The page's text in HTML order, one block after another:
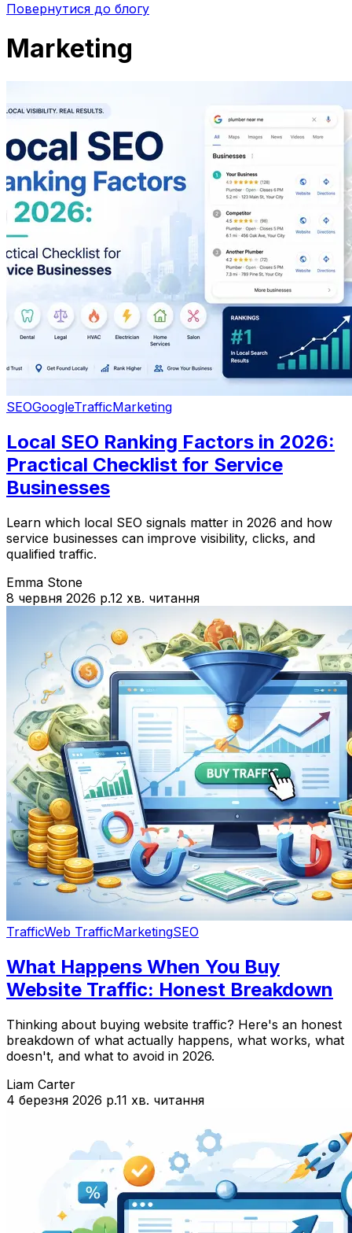
Повернутися до блогу
Marketing
SEOGoogleTrafficMarketing
Local SEO Ranking Factors in 2026:
Practical Checklist for Service
Businesses
Learn which local SEO signals matter in 2026 and how
service businesses can improve visibility, clicks, and
qualified traffic.
Emma Stone
8 червня 2026 р.12 хв. читання
TrafficWeb TrafficMarketingSEO
What Happens When You Buy
Website Traffic: Honest Breakdown
Thinking about buying website traffic? Here's an honest
breakdown of what actually happens, what works, what
doesn't, and what to avoid in 2026.
Liam Carter
4 березня 2026 р.11 хв. читання